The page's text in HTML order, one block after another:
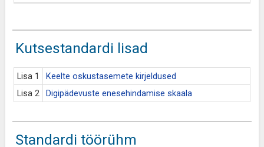
Kutsestandardi lisad
Lisa 1
Keelte oskustasemete kirjeldused
Lisa 2
Digipädevuste enesehindamise skaala
Standardi töörühm